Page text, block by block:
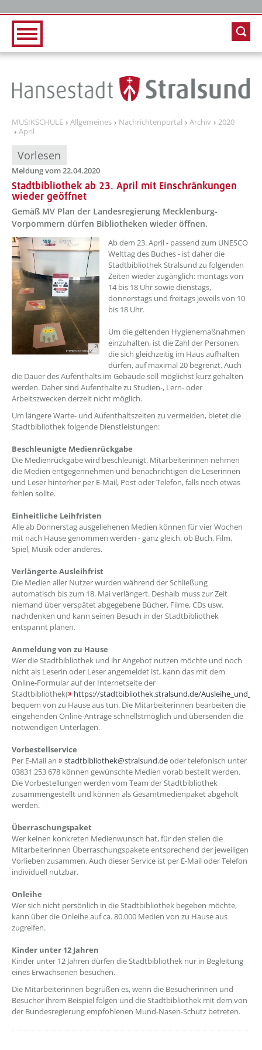
MUSIKSCHULE Allgemeines Nachrichtenportal Archiv
2020
April
Vorlesen
Meldung vom 22.04.2020
Stadtbibliothek ab 23. April mit Einschränkungen
wieder geöffnet
Gemäß MV Plan der Landesregierung Mecklenburg-
Vorpommern dürfen Bibliotheken wieder öffnen.
Ab dem 23. April - passend zum UNESCO
Welttag des Buches - ist daher die
Stadtbibliothek Stralsund zu folgenden
Zeiten wieder zugänglich: montags von
14 bis 18 Uhr sowie dienstags,
donnerstags und freitags jeweils von 10
bis 18 Uhr.
Um die geltenden Hygienemaßnahmen
einzuhalten, ist die Zahl der Personen,
die sich gleichzeitig im Haus aufhalten
dürfen, auf maximal 20 begrenzt. Auch
die Dauer des Aufenthalts im Gebäude soll möglichst kurz gehalten
werden. Daher sind Aufenthalte zu Studien-, Lern- oder
Arbeitszwecken derzeit nicht möglich.
Um längere Warte- und Aufenthaltszeiten zu vermeiden, bietet die
Stadtbibliothek folgende Dienstleistungen:
Beschleunigte Medienrückgabe
Die Medienrückgabe wird beschleunigt. Mitarbeiterinnen nehmen
die Medien entgegennehmen und benachrichtigen die Leserinnen
und Leser hinterher per E-Mail, Post oder Telefon, falls noch etwas
fehlen sollte.
Einheitliche Leihfristen
Alle ab Donnerstag ausgeliehenen Medien können für vier Wochen
mit nach Hause genommen werden - ganz gleich, ob Buch, Film,
Spiel, Musik oder anderes.
Verlängerte Ausleihfrist
Die Medien aller Nutzer wurden während der Schließung
automatisch bis zum 18. Mai verlängert. Deshalb muss zur Zeit
niemand über verspätet abgegebene Bücher, Filme, CDs usw.
nachdenken und kann seinen Besuch in der Stadtbibliothek
entspannt planen.
Anmeldung von zu Hause
Wer die Stadtbibliothek und ihr Angebot nutzen möchte und noch
nicht als Leserin oder Leser angemeldet ist, kann das mit dem
Online-Formular auf der Internetseite der
Stadtbibliothek(
https://stadtbibliothek.stralsund.de/
bequem von zu Hause aus tun. Die Mitarbeiterinnen bearbeiten die
eingehenden Online-Anträge schnellstmöglich und übersenden die
notwendigen Unterlagen.
Vorbestellservice
Per E-Mail an
stadtbibliothek@stralsund.deoder telefonisch unter
03831 253 678 können gewünschte Medien vorab bestellt werden.
Die Vorbestellungen werden vom Team der Stadtbibliothek
zusammengestellt und können als Gesamtmedienpaket abgeholt
werden.
Überraschungspaket
Wer keinen konkreten Medienwunsch hat, für den stellen die
Mitarbeiterinnen Überraschungspakete entsprechend der jeweiligen
Vorlieben zusammen. Auch dieser Service ist per E-Mail oder Telefon
individuell nutzbar.
Onleihe
Wer sich nicht persönlich in die Stadtbibliothek begeben möchte,
kann über die Onleihe auf ca. 80.000 Medien von zu Hause aus
zugreifen.
Kinder unter 12 Jahren
Kinder unter 12 Jahren dürfen die Stadtbibliothek nur in Begleitung
eines Erwachsenen besuchen.
Die Mitarbeiterinnen begrüßen es, wenn die Besucherinnen und
Besucher ihrem Beispiel folgen und die Stadtbibliothek mit dem von
der Bundesregierung empfohlenen Mund-Nasen-Schutz betreten.